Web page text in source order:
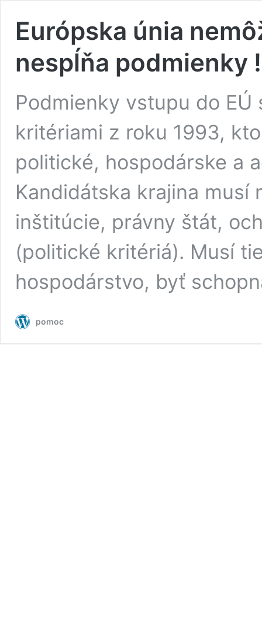
Európska únia
nespĺňa podmienky !
Podmienky vstupu do
kritériami z roku 1993,
politické, hospodárske a
Kandidátska krajina
inštitúcie, právny štát,
(politické kritériá). Musí
hospodárstvo, byť
pomoc